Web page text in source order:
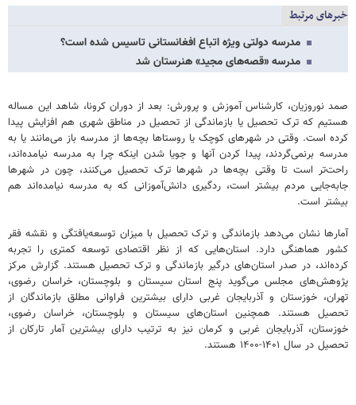
خبرهای مرتبط
مدرسه دولتی ویژه اتباع افغانستانی تاسیس شده است؟
مدرسه «قصه‌های مجید» هنرستان شد
صمد نوروزیان، کارشناس آموزش و پرورش: بعد از دوران کرونا، شاهد این مساله
هستیم که ترک تحصیل یا بازماندگی از تحصیل در مناطق شهری هم افزایش پیدا
کرده است. وقتی در شهرهای کوچک یا روستاها بچه‌ها از مدرسه باز می‌مانند یا به
مدرسه برنمی‌گردند، پیدا کردن آنها و جویا شدن اینکه چرا به مدرسه نیامده‌اند،
راحت‌تر است تا وقتی بچه‌ها در شهرها ترک تحصیل می‌کنند، چون در شهرها
جابه‌جایی مردم بیشتر است، ردگیری دانش‌آموزانی که به مدرسه نیامده‌اند هم
بیشتر است.
آمارها نشان می‌دهد بازماندگی و ترک تحصیل با میزان توسعه‌یافتگی و نقشه فقر
کشور هماهنگی دارد. استان‌هایی که از نظر اقتصادی توسعه کمتری را تجربه
کرده‌اند، در صدر استان‌های درگیر بازماندگی و ترک تحصیل هستند. گزارش مرکز
پژوهش‌های مجلس می‌گوید پنج استان سیستان و بلوچستان، خراسان رضوی،
تهران، خوزستان و آذربایجان غربی دارای بیشترین فراوانی مطلق بازماندگان از
تحصیل هستند. همچنین استان‌های سیستان و بلوچستان، خراسان رضوی،
خوزستان، آذربایجان غربی و کرمان نیز به ترتیب دارای بیشترین آمار تارکان از
تحصیل در سال ۱۴۰۱-۱۴۰۰ هستند.